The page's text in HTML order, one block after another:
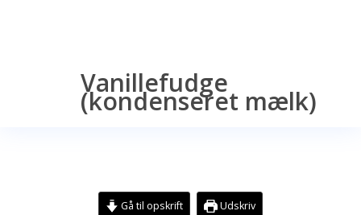
Vanillefudge
(kondenseret mælk)
Gå til opskrift Udskriv